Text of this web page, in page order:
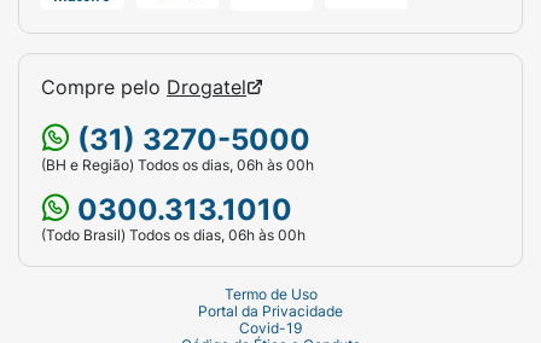
Compre pelo Drogatel
(31) 3270-5000
(BH e Região) Todos os dias, 06h às 00h
0300.313.1010
(Todo Brasil) Todos os dias, 06h às 00h
Termo de Uso
Portal da Privacidade
Covid-19